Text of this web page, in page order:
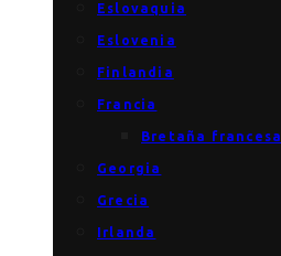
Eslovaquia
Eslovenia
Finlandia
Francia
Bretaña francesa
Georgia
Grecia
Irlanda